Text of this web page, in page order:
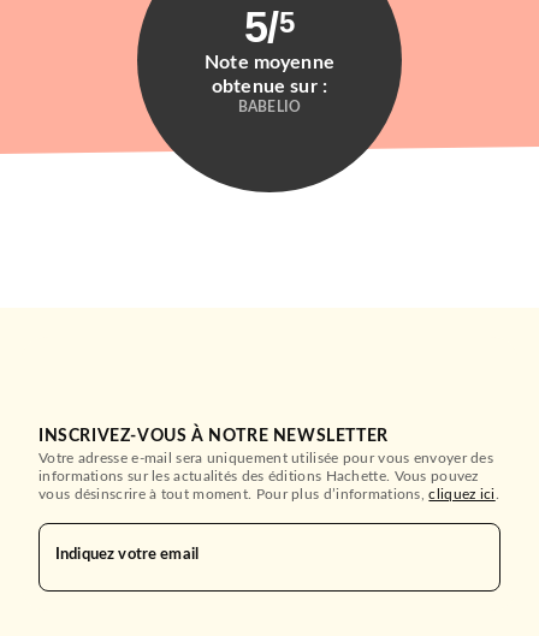
5/5
Note moyenne
obtenue sur :
BABELIO
INSCRIVEZ-VOUS À NOTRE NEWSLETTER
Votre adresse e-mail sera uniquement utilisée pour vous envoyer des
informations sur les actualités des éditions Hachette. Vous pouvez
vous désinscrire à tout moment. Pour plus d’informations,cliquez ici
Indiquez votre email